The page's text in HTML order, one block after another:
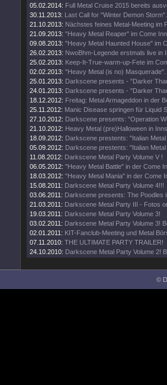
05.02.2014: Full Metal Cruise 2015 bereits
30.11.2013: Last Call for "Winter Demon Storm".
21.10.2013: Nächstes feines Metal-Meeting im
21.09.2013: "Heavy Metal Reaper" im Come
09.08.2013: "Heavy Metal Haunted House" im
26.02.2013: NwoBhm-Legende erstmals live in
25.02.2013: Keep-It-True-warm-up-Fete im
02.02.2013: "Heavy Metal (is no) Masquerade".
25.01.2013: Darkscene presents - "Darker
24.01.2013: Darkscene presents - "Darker
18.12.2012: Freitag: Metal Armageddon in der
25.11.2012: Manic Disease springen für Liquid
27.10.2012: Darkscene presents: "Operation
21.10.2012: Heavy Metal (pre)Halloween in
18.09.2012: Darkscene prestents: "Italian
05.09.2012: Darkscene prestents: "Italian
11.08.2012: Darkscene Metal Party Volume V !
06.05.2012: "Heavy Metal Battle" in der Come
18.03.2012: "Heavy Metal Mania" in der Come
15.08.2011: Darkscene Metal Party Volume 4!!!
03.06.2011: Darkscene presents: The Poodles
21.03.2011: Darkscene Metal Party III - Fotos
19.03.2011: Darkscene Metal Party Volume 3!
03.02.2011: Darkscene Metal Party Volume 3!
02.01.2011: KIT-Fanclub-Meeting und Metal
07.11.2010: THE ULTIMATE PARTY TRAILER!
24.10.2010: Darkscene Metal Party Volume 2!
©